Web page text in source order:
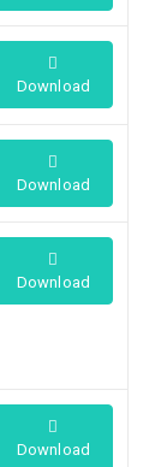
Download
Download
Download
Download